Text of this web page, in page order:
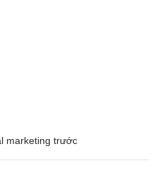
marketing trước